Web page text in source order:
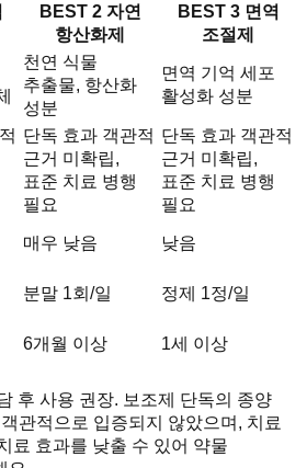
BEST 2 자연
항산화제
BEST 3 면역
조절제
천연 식물
추출물, 항산화
성분
면역 기억 세포
활성화 성분
단독 효과 객관적
근거 미확립,
표준 치료 병행
필요
단독 효과 객관적
근거 미확립,
표준 치료 병행
필요
매우 낮음 낮음
분말 1회/일 정제 1정/일
6개월 이상 1세 이상
후 사용 권장. 보조제 단독의 종양
관적으로 입증되지 않았으며, 치료
료 효과를 낮출 수 있어 약물